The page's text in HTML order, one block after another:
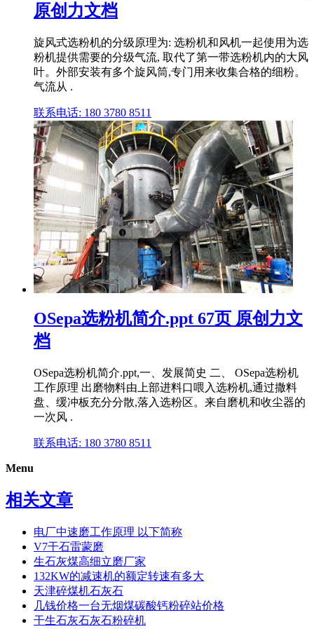
原创力文档
旋风式选粉机的分级原理为: 选粉机和风机一起使用为选
粉机提供需要的分级气流, 取代了第一带选粉机内的大风
叶。外部安装有多个旋风筒,专门用来收集合格的细粉。
气流从 .
联系电话: 180 3780 8511
OSepa选粉机简介.ppt 67页 原创力文
档
OSepa选粉机简介.ppt,一、发展简史 二、 OSepa选粉机
工作原理 出磨物料由上部进料口喂入选粉机,通过撒料
盘、缓冲板充分分散,落入选粉区。来自磨机和收尘器的
一次风 .
联系电话: 180 3780 8511
Menu
相关文章
电厂中速磨工作原理 以下简称
V7干石雷蒙磨
生石灰煤高细立磨厂家
132KW的减速机的额定转速有多大
天津碎煤机石灰石
几钱价格一台无烟煤碳酸钙粉碎站价格
干生石灰石灰石粉碎机